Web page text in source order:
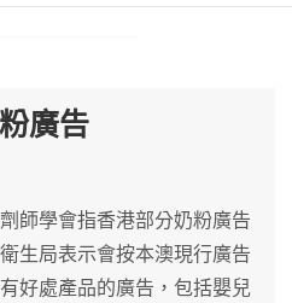
廣告
師學會指香港部分奶粉廣告
生局表示會按本澳現行廣告
好處產品的廣告，包括嬰兒